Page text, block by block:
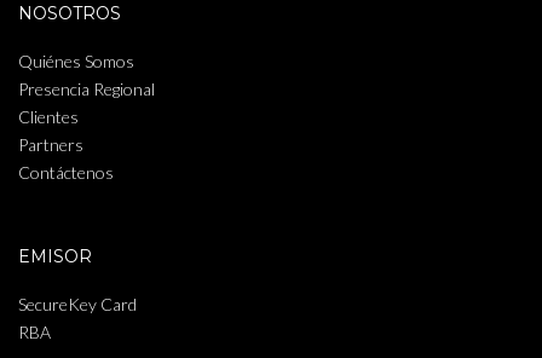
NOSOTROS
Quiénes Somos
Presencia Regional
Clientes
Partners
Contáctenos
EMISOR
SecureKey Card
RBA